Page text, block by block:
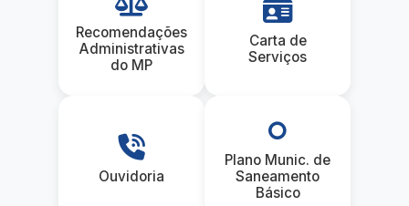
Recomendações
Administrativas
do MP
Carta de
Serviços
Ouvidoria
Plano Munic. de
Saneamento
Básico